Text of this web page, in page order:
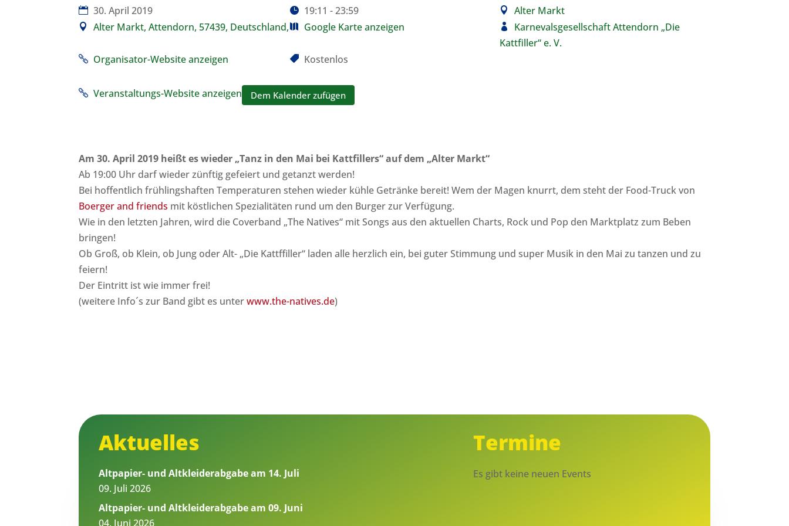
30. April 2019 19:11 - 23:59
Alter Markt
Alter Markt, Attendorn, 57439, Deutschland,
Google Karte anzeigen
Karnevalsgesellschaft Attendorn „Die
Kattfiller“ e. V.
Organisator-Website anzeigen
Kostenlos
Veranstaltungs-Website anzeigen Dem Kalender zufügen
Am 30. April 2019 heißt es wieder „Tanz in den Mai bei Kattfillers“ auf dem „Alter Markt“
Ab 19:00 Uhr darf wieder zünftig gefeiert und getanzt werden!
Bei hoffentlich frühlingshaften Temperaturen stehen wieder kühle Getränke bereit! Wem der Magen knurrt, dem steht der Food-Truck von
Boerger and friends mit köstlichen Spezialitäten rund um den Burger zur Verfügung.
Wie in den letzten Jahren, wird die Coverband „The Natives“ mit Songs aus den aktuellen Charts, Rock und Pop den Marktplatz zum Beben
bringen!
Ob Groß, ob Klein, ob Jung oder Alt- „Die Kattffiller“ laden alle herzlich ein, bei guter Stimmung und super Musik in den Mai zu tanzen und zu
feiern!
Der Eintritt ist wie immer frei!
(weitere Info´s zur Band gibt es unterwww.the-natives.de)
Aktuelles
Altpapier- und Altkleiderabgabe am 14. Juli
09. Juli 2026
Altpapier- und Altkleiderabgabe am 09. Juni
04. Juni 2026
Termine
Es gibt keine neuen Events